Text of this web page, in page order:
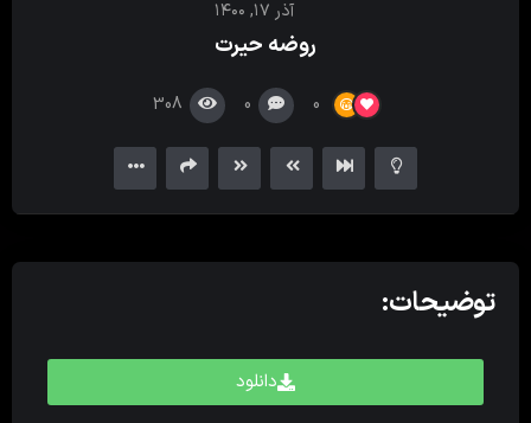
آذر ۱۷, ۱۴۰۰
روضه حیرت
0
0
308
توضیحات:
دانلود